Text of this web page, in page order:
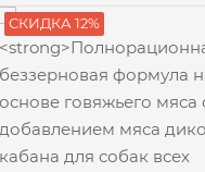
СКИДКА 12%